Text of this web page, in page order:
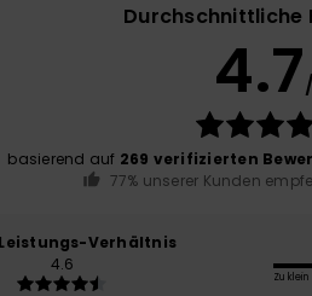
Durchschnittliche
4.7
basierend auf 269 verifizierten
77% unserer Kunden
Verhältnis
4.6
Zu klein